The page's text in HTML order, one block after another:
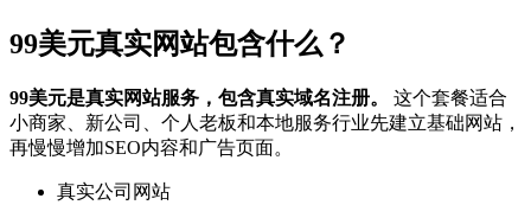
99美元真实网站包含什么？
99美元是真实网站服务，包含真实域名注册。
这个套餐适合
小商家、新公司、个人老板和本地服务行业先建立基础网站，
再慢慢增加SEO内容和广告页面。
真实公司网站